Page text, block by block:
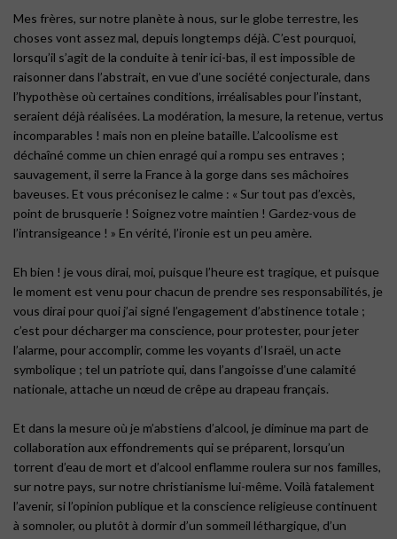
Mes frères, sur notre planète à nous, sur le globe terrestre, les
choses vont assez mal, depuis longtemps déjà. C’est pourquoi,
lorsqu’il s’agit de la conduite à tenir ici-bas, il est impossible de
raisonner dans l’abstrait, en vue d’une société conjecturale, dans
l’hypothèse où certaines conditions, irréalisables pour l’instant,
seraient déjà réalisées. La modération, la mesure, la retenue, vertus
incomparables ! mais non en pleine bataille. L’alcoolisme est
déchaîné comme un chien enragé qui a rompu ses entraves ;
sauvagement, il serre la France à la gorge dans ses mâchoires
baveuses. Et vous préconisez le calme : « Sur tout pas d’excès,
point de brusquerie ! Soignez votre maintien ! Gardez-vous de
l’intransigeance ! » En vérité, l’ironie est un peu amère.
Eh bien ! je vous dirai, moi, puisque l’heure est tragique, et puisque
le moment est venu pour chacun de prendre ses responsabilités, je
vous dirai pour quoi j’ai signé l’engagement d’abstinence totale ;
c’est pour décharger ma conscience, pour protester, pour jeter
l’alarme, pour accomplir, comme les voyants d’Israël, un acte
symbolique ; tel un patriote qui, dans l’angoisse d’une calamité
nationale, attache un nœud de crêpe au drapeau français.
Et dans la mesure où je m’abstiens d’alcool, je diminue ma part de
collaboration aux effondrements qui se préparent, lorsqu’un
torrent d’eau de mort et d’alcool enflamme roulera sur nos familles,
sur notre pays, sur notre christianisme lui-même. Voilà fatalement
l’avenir, si l’opinion publique et la conscience religieuse continuent
à somnoler, ou plutôt à dormir d’un sommeil léthargique, d’un